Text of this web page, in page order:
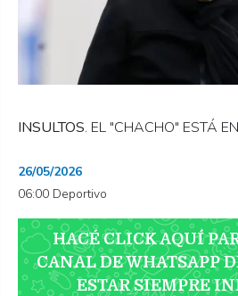
INSULTOS. EL "CHACHO" ESTÁ
26/05/2026
06:00 Deportivo
HACÉ CLICK AQUÍ
CANAL DE WHATSAPP
ESTAR SIEMPRE